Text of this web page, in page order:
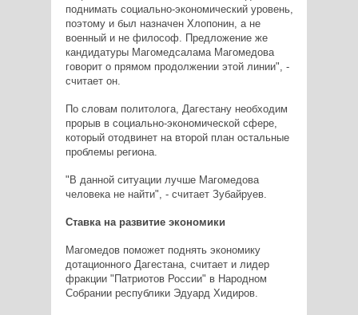
поднимать социально-экономический уровень,
поэтому и был назначен Хлопонин, а не
военный и не философ. Предложение же
кандидатуры Магомедсалама Магомедова
говорит о прямом продолжении этой линии", -
считает он.
По словам политолога, Дагестану необходим
прорыв в социально-экономической сфере,
который отодвинет на второй план остальные
проблемы региона.
"В данной ситуации лучше Магомедова
человека не найти", - считает Зубайруев.
Ставка на развитие экономики
Магомедов поможет поднять экономику
дотационного Дагестана, считает и лидер
фракции "Патриотов России" в Народном
Собрании республики Эдуард Хидиров.